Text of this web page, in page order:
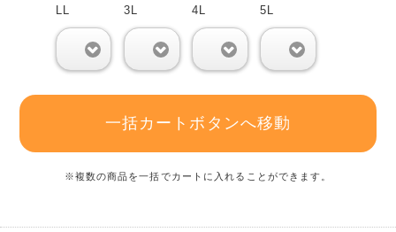
LL 3L 4L 5L
一括カートボタンへ移動
※複数の商品を一括でカートに入れることができます。